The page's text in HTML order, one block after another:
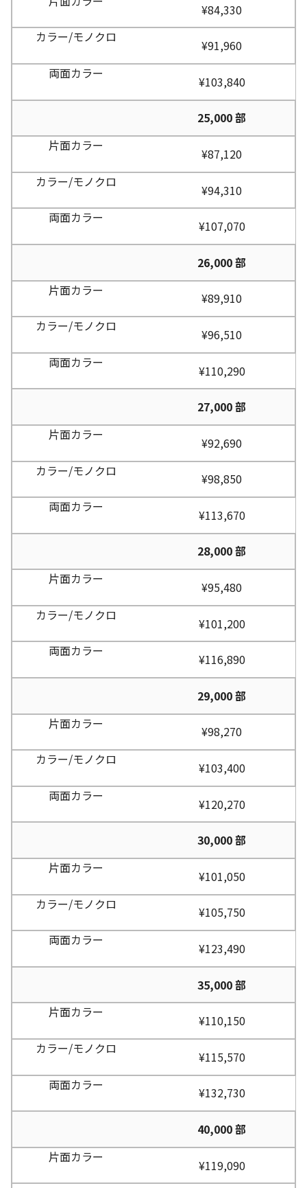
¥84,330
¥91,960
¥103,840
25,000 部
¥87,120
¥94,310
¥107,070
26,000 部
¥89,910
¥96,510
¥110,290
27,000 部
¥92,690
¥98,850
¥113,670
28,000 部
¥95,480
¥101,200
¥116,890
29,000 部
¥98,270
¥103,400
¥120,270
30,000 部
¥101,050
¥105,750
¥123,490
35,000 部
¥110,150
¥115,570
¥132,730
40,000 部
¥119,090